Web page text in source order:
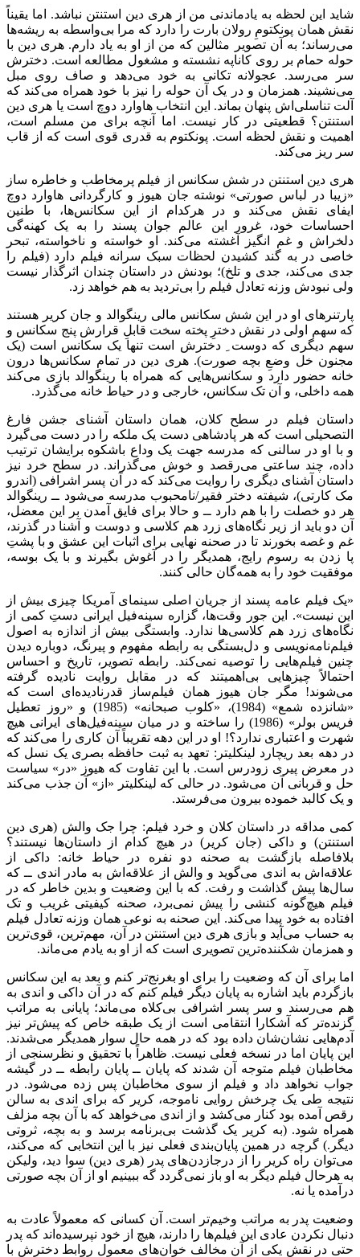
شاید این لحظه به یادماندنی من از هری دین استنتن نباشد. اما یقیناً
نقش همان پونکتومِ رولان بارت را دارد که مرا بی‌واسطه به ریشه‌ها
می‌رساند؛ به آن تصویر مثالین که من از او به یاد دارم. هری دین با
حوله حمام بر روی کاناپه نشسته و مشغول مطالعه است. دخترش
سر می‌رسد. عجولانه تکانی به خود می‌دهد و صاف روی مبل
می‌نشیند. همزمان و در یک آن حوله را نیز با خود همراه می‌کند که
آلت تناسلی‌اش پنهان بماند. این انتخاب هاوارد دوچ است یا هری دین
استنتن؟ قطعیتی در کار نیست. اما آنچه برای من مسلم است،
اهمیت و نقش لحظه است. پونکتوم به قدری قوی است که از قاب
سر ریز می‌کند.
هری دین استنتن در شش سکانس از فیلم پرمخاطب و خاطره ساز
«زیبا در لباس صورتی» نوشته جان هیوز و کارگردانی هاوارد دوچ
ایفای نقش می‌کند و در هرکدام از این سکانس‌ها، با طنین
احساسات خود، غرور این عالم جوان پسند را به یک کهنه‌گی
دلخراش و غم انگیز آغشته می‌کند. او خواسته و ناخواسته، تبحر
خاصی در به گند کشیدن لحظات سبک سرانه فیلم دارد (فیلم را
جدی می‌کند، جدی و تلخ)؛ بودنش در داستان چندان اثرگذار نیست
ولی نبودش وزنه تعادل فیلم را بی‌تردید به هم خواهد زد.
پارتنرهای او در این شش سکانس مالی رینگوالد و جان کریر هستند
که سهم اولی در نقش دخترِ پخته سخت قابلِ قرارش پنج سکانس و
سهم دیگری که دوست ِ دخترش است تنها یک سکانس است (یک
مجنون خل وضعِ بچه صورت). هری دین در تمام سکانس‌ها درون
خانه حضور دارد و سکانس‌هایی که همراه با رینگوالد بازی می‌کند
همه داخلی، و آن تک سکانس، خارجی و در حیاط خانه می‌گذرد.
داستان فیلم در سطح کلان، همان داستان آشنای جشن فارغ
التصحیلی است که هر پادشاهی دست یک ملکه را در دست می‌گیرد
و با او در سالنی که مدرسه جهت یک وداع باشکوه برایشان ترتیب
داده، چند ساعتی می‌رقصد و خوش می‌گذراند. در سطح خرد نیز
داستان آشنای دیگری را روایت می‌کند که در آن پسر اشرافی (اندرو
مک کارتی)، شیفته دختر فقیر/نامحبوب مدرسه می‌شود ــ رینگوالد
هر دو خصلت را با هم دارد ــ و حالا برای فایق آمدن بر این معضل،
آن دو باید از زیر نگاه‌های زرد هم کلاسی و دوست و آشنا در گذرند،
غم و غصه بخورند تا در صحنه نهایی برای اثبات این عشق و با پشتِ
پا زدن به رسوم رایج، همدیگر را در آغوش بگیرند و با یک بوسه،
موفقیت خود را به همه‌گان حالی کنند.
«یک فیلم عامه پسند از جریان اصلی سینمای آمریکا چیزی بیش از
این نیست». این جور وقت‌ها، گزاره سینه‌فیل ایرانی دستِ کمی از
نگاه‌های زرد هم کلاسی‌ها ندارد. وابستگی بیش از اندازه به اصول
فیلم‌نامه‌نویسی و دل‌بستگی به رابطه مفهوم و پیرنگ، دوباره دیدن
چنین فیلم‌هایی را توصیه نمی‌کند. رابطه تصویر، تاریخ و احساس
احتمالاً چیزهایی بی‌اهمیتند که در مقابل روایت نادیده گرفته
می‌شوند! مگر جان هیوز همان فیلم‌ساز قدرنادیده‌ای است که
«شانزده شمع» (1984)، «کلوب صبحانه» (1985) و «روز تعطیل
فریس بولر» (1986) را ساخته و در میان سینه‌فیل‌های ایرانی هیچ
شهرت و اعتباری ندارد؟! او در این دهه تقریباً آن کاری را می‌کند که
در دهه بعد ریچارد لینکلیتر: تعهد به ثبت حافظه بصری یک نسل که
در معرض پیری زودرس است. با این تفاوت که هیوز «در» سیاست
حل و قربانی آن می‌شود. در حالی که لینکلیتر «از» آن جذب می‌کند
و یک کالبد خموده بیرون می‌فرستد.
کمی مداقه در داستان کلان و خرد فیلم: چرا جک والش (هری دین
استنتن) و داکی (جان کریر) در هیچ کدام از داستان‌ها نیستند؟
بلافاصله بازگشت به صحنه دو نفره در حیاط خانه: داکی از
علاقه‌اش به اندی می‌گوید و والش از علاقه‌اش به مادر اندی ــ که
سال‌ها پیش گذاشت و رفت. که با این وضعیت و بدین خاطر که در
فیلم هیچ‌گونه کنشی را پیش نمی‌برد، صحنه کیفیتی غریب و تک
افتاده به خود پیدا می‌کند. این صحنه به نوعی همان وزنه تعادل فیلم
به حساب می‌آید و بازی هری دین استنتن در آن، مهم‌ترین، قوی‌ترین
و همزمان شکننده‌ترین تصویری است که از او به یادم می‌ماند.
اما برای آن که وضعیت را برای او بغرنج‌تر کنم و بعد به این سکانس
بازگردم باید اشاره به پایان دیگر فیلم کنم که در آن داکی و اندی به
هم می‌رسند و سر پسر اشرافی بی‌کلاه می‌ماند؛ پایانی به مراتب
گزنده‌تر که آشکارا انتقامی است از یک طبقه خاص که پیش‌تر نیز
آدم‌هایی نشان‌شان داده بود که در همه حال سوار همدیگر می‌شدند.
این پایان اما در نسخه فعلی نیست. ظاهراً با تحقیق و نظرسنجی از
مخاطبان فیلم متوجه آن شدند که پایان ــ پایان رابطه ــ در گیشه
جواب نخواهد داد و فیلم از سوی مخاطبان پس زده می‌شود. در
نتیجه طی یک چرخش روایی ناموجه، کریر که برای اندی به سالن
رقص آمده بود کنار می‌کشد و از اندی می‌خواهد که با آن بچه مزلف
همراه شود. (به کریر یک گذشت بی‌برنامه برسد و به بچه، ثروتی
دیگر.) گرچه در همین پایان‌بندی فعلی نیز با این انتخابی که می‌کند،
می‌توان راه کریر را از درجازدن‌های پدر (هری دین) سوا دید، ولیکن
به هرحال فیلم دیگر به او باز نمی‌گردد گه ببینیم او از آن بچه صورتی
درآمده یا نه.
وضعیت پدر به مراتب وخیم‌تر است. آن کسانی که معمولاً عادت به
دنبال نکردن عادی این فیلم‌ها را دارند، هیچ از خود نپرسیده‌اند که پدر
حتی در نقش یکی از آن مخالف خوان‌های معمول روابط دخترش با